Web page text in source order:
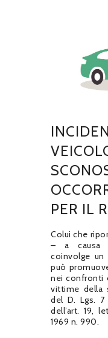
PER IL
Colui che
– a causa
coinvolge
può
nei confronti
vittime della
del D. Lgs.
dell’art. 19,
1969 n. 990.